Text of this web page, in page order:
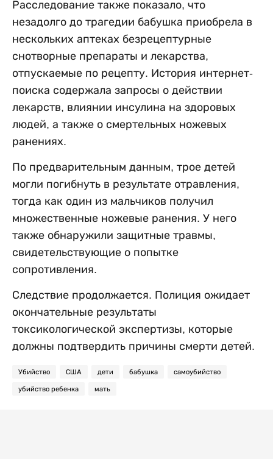
Расследование также показало, что
незадолго до трагедии бабушка приобрела в
нескольких аптеках безрецептурные
снотворные препараты и лекарства,
отпускаемые по рецепту. История интернет-
поиска содержала запросы о действии
лекарств, влиянии инсулина на здоровых
людей, а также о смертельных ножевых
ранениях.
По предварительным данным, трое детей
могли погибнуть в результате отравления,
тогда как один из мальчиков получил
множественные ножевые ранения. У него
также обнаружили защитные травмы,
свидетельствующие о попытке
сопротивления.
Следствие продолжается. Полиция ожидает
окончательные результаты
токсикологической экспертизы, которые
должны подтвердить причины смерти детей.
Убийство США дети бабушка самоубийство
убийство ребенка мать